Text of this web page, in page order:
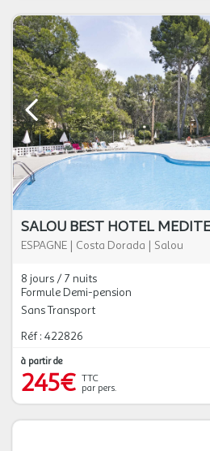
SALOU BEST HOTEL
ESPAGNE | Costa Dorada | Salou
8 jours / 7 nuits
Formule Demi-pension
Sans Transport
Réf : 422826
à partir de
245€ TTC
par pers.